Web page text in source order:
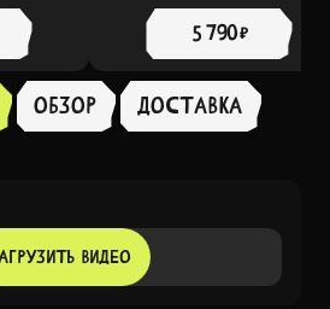
5 790 ₽
Обзор доставка
ВИДЕО